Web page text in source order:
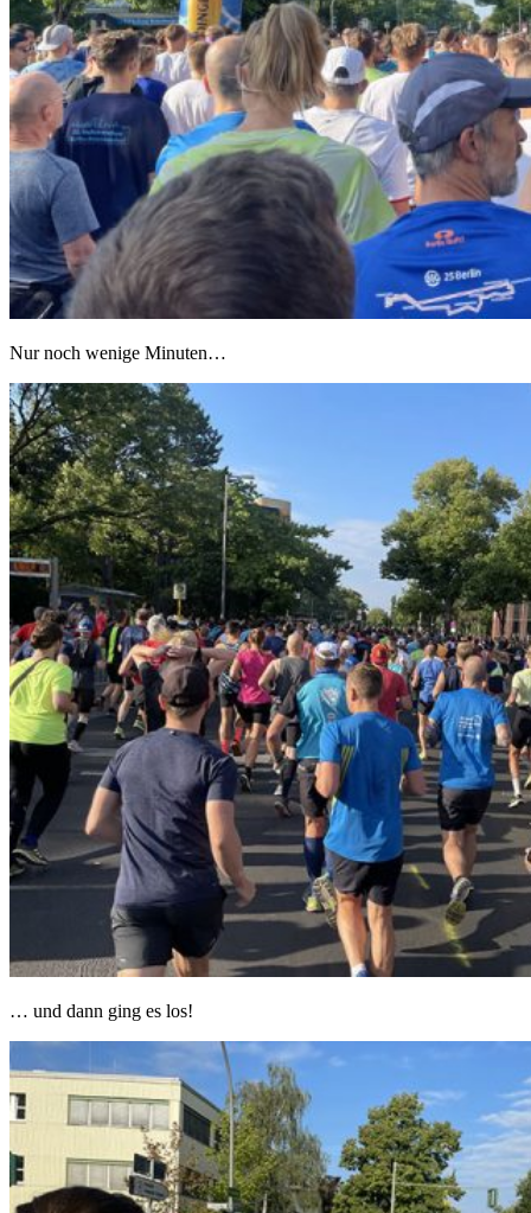
Nur noch wenige Minuten…
… und dann ging es los!